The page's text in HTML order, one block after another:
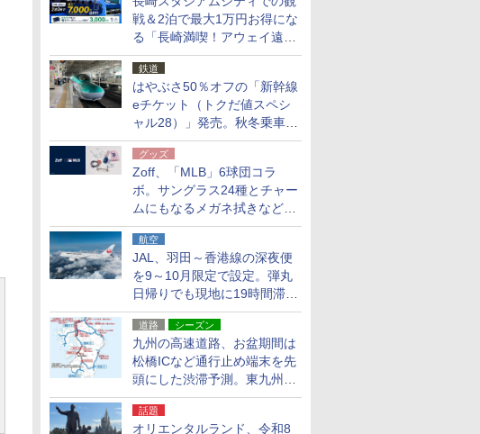
戦＆2泊で最大1万円お得にな
る「長崎満喫！アウェイ遠征
応援キャンペーン」
鉄道
はやぶさ50％オフの「新幹線
eチケット（トクだ値スペシ
ャル28）」発売。秋冬乗車
分、えきねっと限定
グッズ
Zoff、「MLB」6球団コラ
ボ。サングラス24種とチャー
ムにもなるメガネ拭きなど雑
貨24種
航空
JAL、羽田～香港線の深夜便
を9～10月限定で設定。弾丸
日帰りでも現地に19時間滞在
できる
道路 シーズン
九州の高速道路、お盆期間は
松橋ICなど通行止め端末を先
頭にした渋滞予測。東九州道
への迂回は料金調整を実施
話題
オリエンタルランド、令和8